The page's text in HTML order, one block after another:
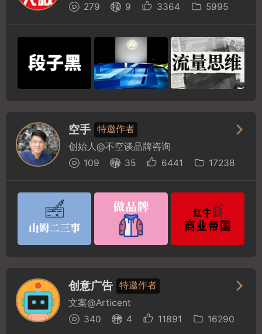
279
9 3364 5995
空手 特邀作者
创始人@不空谈品牌咨询
109
35 6441 17238
创意广告 特邀作者
文案@Articent
340
4 11891 16290